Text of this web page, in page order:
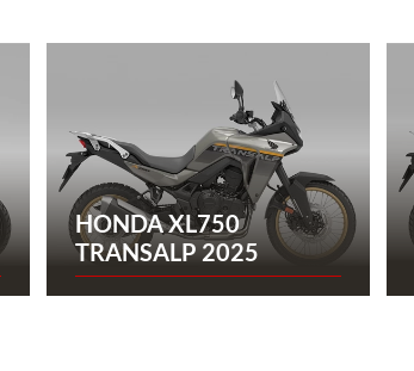
HONDA XL750
TRANSALP 2025